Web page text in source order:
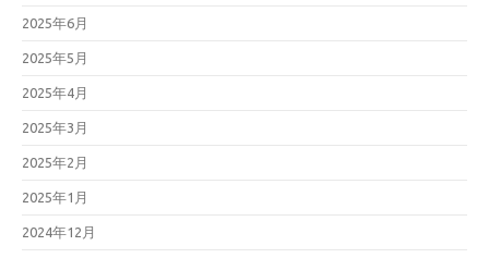
2025年6月
2025年5月
2025年4月
2025年3月
2025年2月
2025年1月
2024年12月